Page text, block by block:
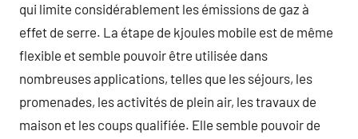
qui limite considérablement les émissions de gaz à
effet de serre. La étape de kjoules mobile est de même
flexible et semble pouvoir être utilisée dans
nombreuses applications, telles que les séjours, les
promenades, les activités de plein air, les travaux de
maison et les coups qualifiée. Elle semble pouvoir de